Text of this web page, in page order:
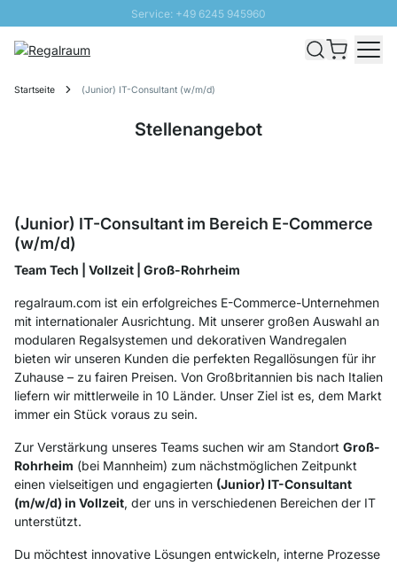
Service: +49 6245 945960
Schnelle Lieferung - Gratis Versand ab 100€
SUNNY SALE: Bis zu 20% Rabatt
Startseite (Junior) IT-Consultant (w/m/d)
Stellenangebot
(Junior) IT-Consultant im Bereich E-Commerce
(w/m/d)
Team Tech | Vollzeit | Groß-Rohrheim
regalraum.com ist ein erfolgreiches E-Commerce-Unternehmen
mit internationaler Ausrichtung. Mit unserer großen Auswahl an
modularen Regalsystemen und dekorativen Wandregalen
bieten wir unseren Kunden die perfekten Regallösungen für ihr
Zuhause – zu fairen Preisen. Von Großbritannien bis nach Italien
liefern wir mittlerweile in 10 Länder. Unser Ziel ist es, dem Markt
immer ein Stück voraus zu sein.
Zur Verstärkung unseres Teams suchen wir am Standort Groß-
Rohrheim (bei Mannheim) zum nächstmöglichen Zeitpunkt
einen vielseitigen und engagierten (Junior) IT-Consultant
(m/w/d) in Vollzeit, der uns in verschiedenen Bereichen der IT
unterstützt.
Du möchtest innovative Lösungen entwickeln, interne Prozesse